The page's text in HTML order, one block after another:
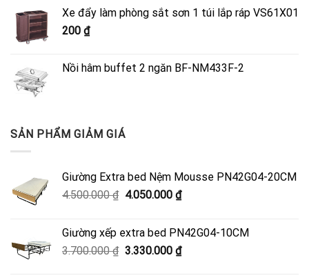
4.500.000 ₫.là:
Xe đẩy làm phòng sắt sơn 1 túi lắp ráp VS61X01
200 ₫
Nồi hâm buffet 2 ngăn BF-NM433F-2
SẢN PHẨM GIẢM GIÁ
Giường Extra bed Nệm Mousse PN42G04-20CM
4.500.000₫ Giá
4.500.000 ₫.
4.050.000 ₫Giá
là:
4.050.000 ₫.
Giường xếp extra bed PN42G04-10CM
3.700.000₫ Giá
3.330.000 ₫Giá